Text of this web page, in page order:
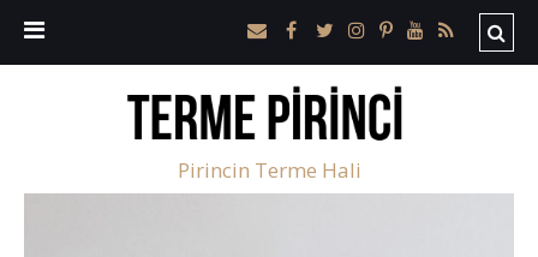
Pirincin Terme Hali